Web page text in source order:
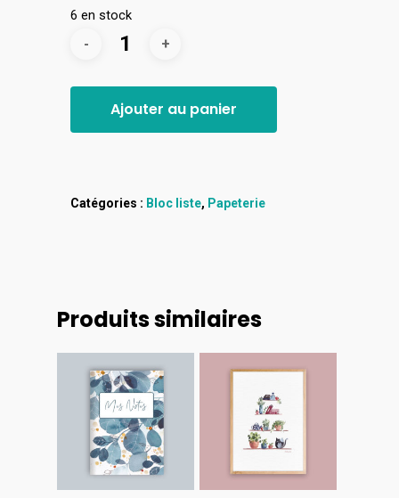
6 en stock
Ajouter au panier
Catégories : Bloc liste, Papeterie
Produits similaires